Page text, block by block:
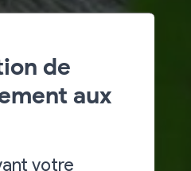
de
aux
votre